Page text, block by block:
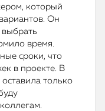
который
Он
выбрать
время.
сроки, что
в проекте. В
только